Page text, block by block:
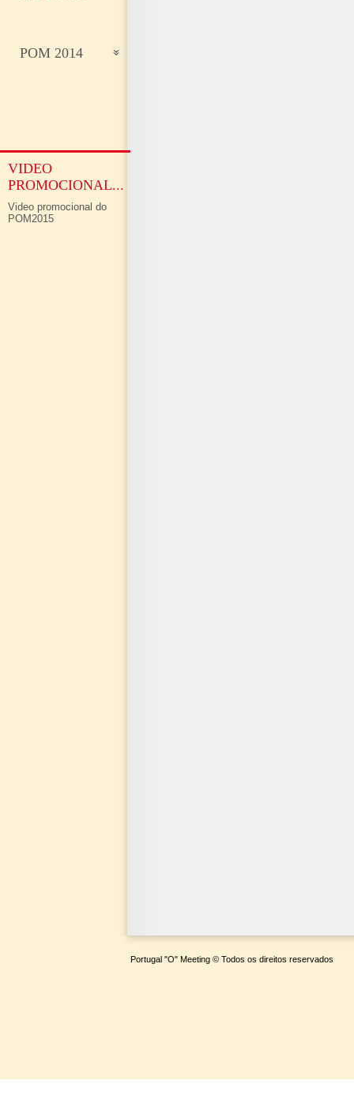
POM 2014
VIDEO
PROMOCIONAL...
Video promocional do
POM2015
Portugal "O" Meeting © Todos os direitos reservados